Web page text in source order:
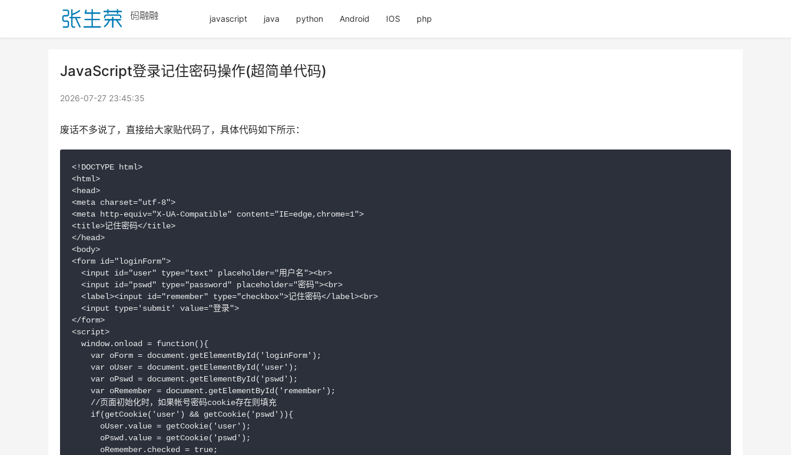
javascript java python Android IOS php
JavaScript登录记住密码操作(超简单代码)
2026-07-27 23:45:35
废话不多说了，直接给大家贴代码了，具体代码如下所示：
<!DOCTYPE html>
<html>
<head>
<meta charset="utf-8">
<meta http-equiv="X-UA-Compatible" content="IE=edge,chrome=1">
<title>记住密码</title>
</head>
<body>
<form id="loginForm">
  <input id="user" type="text" placeholder="用户名"><br>
  <input id="pswd" type="password" placeholder="密码"><br>
  <label><input id="remember" type="checkbox">记住密码</label><br>
  <input type='submit' value="登录">
</form>
<script>
  window.onload = function(){
    var oForm = document.getElementById('loginForm');
    var oUser = document.getElementById('user');
    var oPswd = document.getElementById('pswd');
    var oRemember = document.getElementById('remember');
    //页面初始化时，如果帐号密码cookie存在则填充
    if(getCookie('user') && getCookie('pswd')){
      oUser.value = getCookie('user');
      oPswd.value = getCookie('pswd');
      oRemember.checked = true;